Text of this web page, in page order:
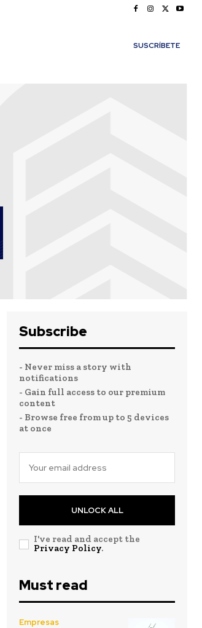
SUSCRÍBETE
Subscribe
- Never miss a story with
notifications
- Gain full access to our premium
content
- Browse free from up to 5 devices
at once
UNLOCK ALL
I've read and accept the
Privacy Policy.
Must read
Empresas